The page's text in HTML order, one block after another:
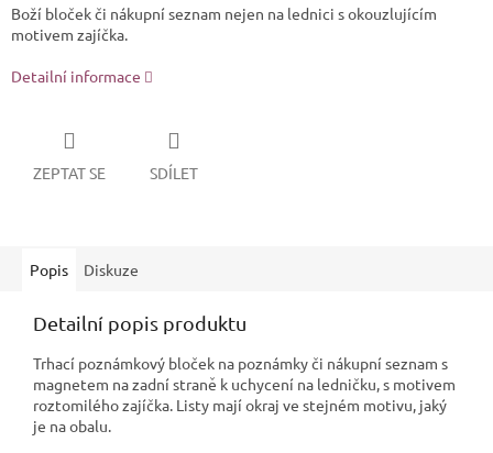
Boží bloček či nákupní seznam nejen na lednici s okouzlujícím
motivem zajíčka.
Detailní informace
ZEPTAT SE SDÍLET
Popis Diskuze
Detailní popis produktu
Trhací poznámkový bloček na poznámky či nákupní seznam s
magnetem na zadní straně k uchycení na ledničku, s motivem
roztomilého zajíčka. Listy mají okraj ve stejném motivu, jaký
je na obalu.